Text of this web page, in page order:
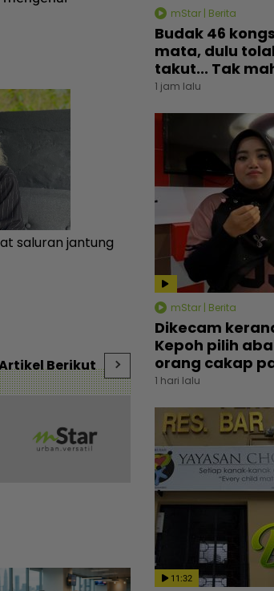
saluran jantung
10 pelakon veteran
Selebriti 2026,
memerlukan -
Berikut
mStar | Berita
Budak 46
mata, dulu
takut... Tak
1 jam lalu
mStar | Berita
Dikecam
Kepoh pilih
orang cakap
1 hari lalu
11:32